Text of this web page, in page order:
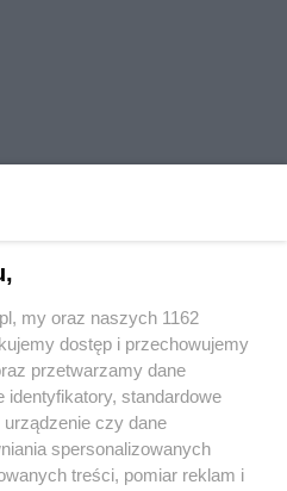
my oraz naszych 1162
dostęp i przechowujemy
przetwarzamy dane
identyfikatory, standardowe
urządzenie czy dane
spersonalizowanych
treści, pomiar reklam i